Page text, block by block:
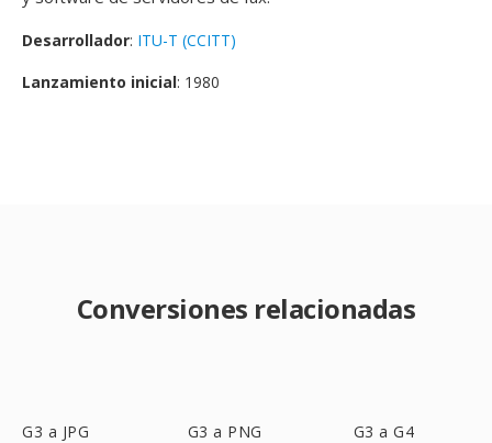
Desarrollador: ITU-T (CCITT)
Lanzamiento inicial: 1980
Conversiones relacionadas
G3 a JPG G3 a PNG G3 a G4